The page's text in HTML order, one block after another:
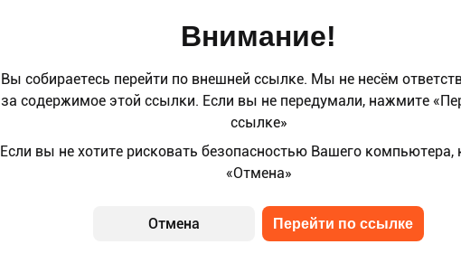
Внимание!
Вы собираетесь перейти по внешней ссылке. Мы не несём
за содержимое этой ссылки. Если вы не передумали, нажмите
ссылке»
Если вы не хотите рисковать безопасностью Вашего компьютера,
«Отмена»
Отмена Перейти по ссылке